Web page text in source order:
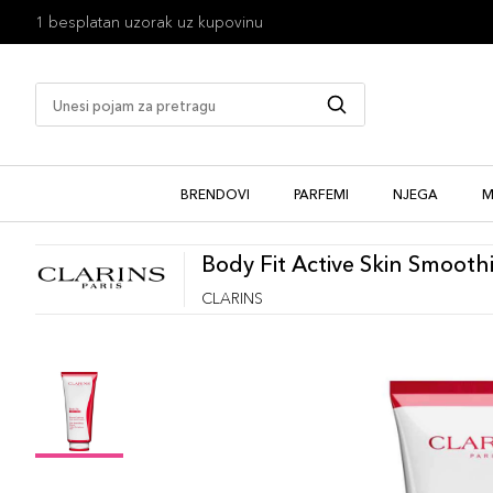
1 besplatan uzorak uz kupovinu
BRENDOVI PARFEMI NJEGA
Body Fit Active Skin
CLARINS